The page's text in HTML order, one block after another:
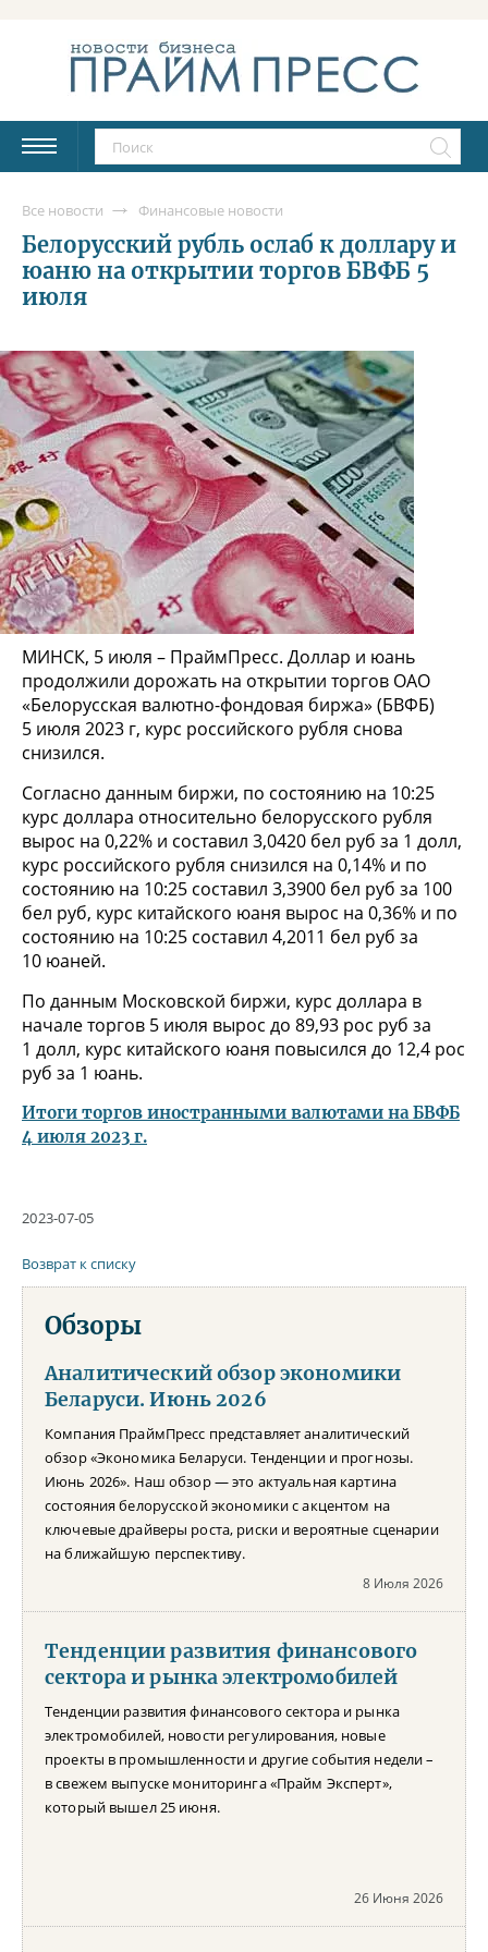
Все новости Финансовые новости
Белорусский рубль ослаб к доллару и
юаню на открытии торгов БВФБ 5
июля
МИНСК, 5 июля – ПраймПресс. Доллар и юань
продолжили дорожать на открытии торгов ОАО
«Белорусская валютно-фондовая биржа» (БВФБ)
5 июля 2023 г, курс российского рубля снова
снизился.
Согласно данным биржи, по состоянию на 10:25
курс доллара относительно белорусского рубля
вырос на 0,22% и составил 3,0420 бел руб за 1 долл,
курс российского рубля снизился на 0,14% и по
состоянию на 10:25 составил 3,3900 бел руб за 100
бел руб, курс китайского юаня вырос на 0,36% и по
состоянию на 10:25 составил 4,2011 бел руб за
10 юаней.
По данным Московской биржи, курс доллара в
начале торгов 5 июля вырос до 89,93 рос руб за
1 долл, курс китайского юаня повысился до 12,4 рос
руб за 1 юань.
Итоги торгов иностранными валютами на БВФБ
4 июля 2023 г.
2023-07-05
Возврат к списку
Обзоры
Аналитический обзор экономики
Беларуси. Июнь 2026
Компания ПраймПресс представляет аналитический
обзор «Экономика Беларуси. Тенденции и прогнозы.
Июнь 2026». Наш обзор — это актуальная картина
состояния белорусской экономики с акцентом на
ключевые драйверы роста, риски и вероятные сценарии
на ближайшую перспективу.
8 Июля 2026
Тенденции развития финансового
сектора и рынка электромобилей
Тенденции развития финансового сектора и рынка
электромобилей, новости регулирования, новые
проекты в промышленности и другие события недели –
в свежем выпуске мониторинга «Прайм Эксперт»,
который вышел 25 июня.
26 Июня 2026